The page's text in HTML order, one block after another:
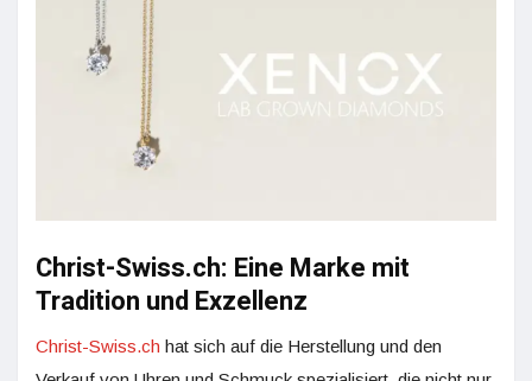
Christ-Swiss.ch: Eine Marke mit
Tradition und Exzellenz
Christ-Swiss.ch hat sich auf die Herstellung und den